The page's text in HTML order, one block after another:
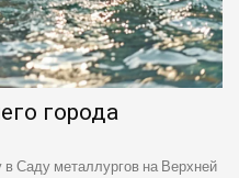
города
Саду металлургов на Верхней